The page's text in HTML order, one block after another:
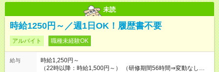
未読
時給1250円～／週1日OK！履歴書不要
アルバイト 職種未経験OK
給与
時給1,250円～
（22時以降：時給1,500円～） （研修期間56時間⇒変動なし） ■